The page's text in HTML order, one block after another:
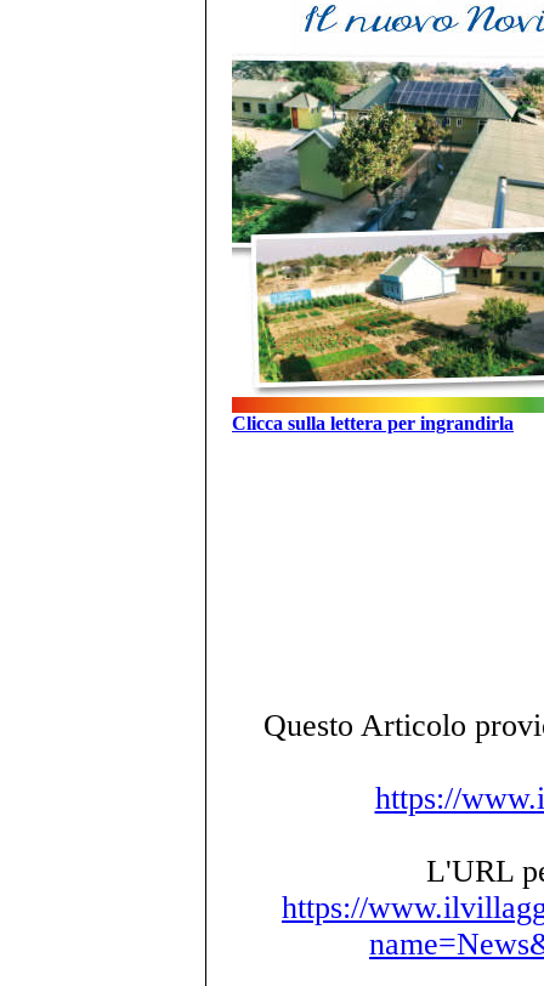
Clicca sulla lettera per ingrandirla
Questo Articolo
https://
L'URL
https://